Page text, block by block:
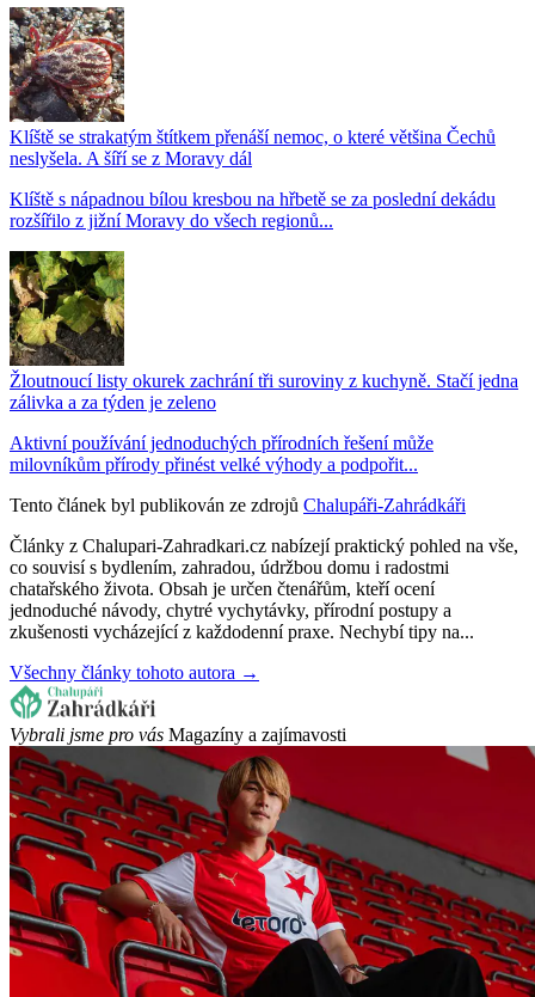
Klíště se strakatým štítkem přenáší nemoc, o které většina Čechů
neslyšela. A šíří se z Moravy dál
Klíště s nápadnou bílou kresbou na hřbetě se za poslední dekádu
rozšířilo z jižní Moravy do všech regionů...
Žloutnoucí listy okurek zachrání tři suroviny z kuchyně. Stačí jedna
zálivka a za týden je zeleno
Aktivní používání jednoduchých přírodních řešení může
milovníkům přírody přinést velké výhody a podpořit...
Tento článek byl publikován ze zdrojů Chalupáři-Zahrádkáři
Články z Chalupari-Zahradkari.cz nabízejí praktický pohled na vše,
co souvisí s bydlením, zahradou, údržbou domu i radostmi
chatařského života. Obsah je určen čtenářům, kteří ocení
jednoduché návody, chytré vychytávky, přírodní postupy a
zkušenosti vycházející z každodenní praxe. Nechybí tipy na...
Všechny články tohoto autora →
Vybrali jsme pro vás Magazíny a zajímavosti